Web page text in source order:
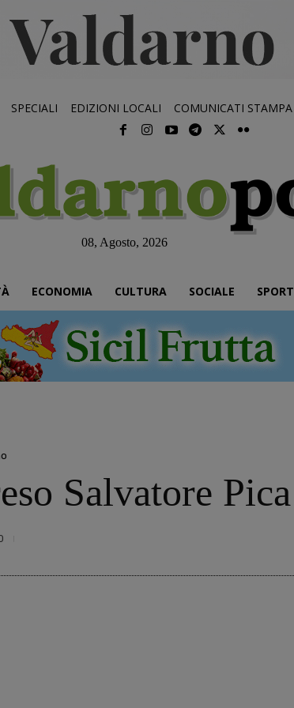
SPECIALI EDIZIONI LOCALI COMUNICATI STAMPA
08, Agosto, 2026
ECONOMIA CULTURA SOCIALE SPORT
Salvatore Pica